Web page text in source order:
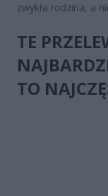
zwykła rodzina, a
TE
TO